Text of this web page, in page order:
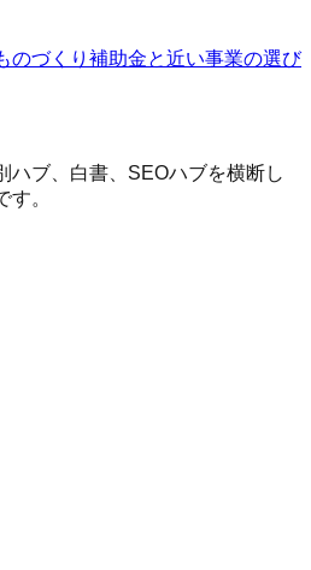
のづくり補助金と近い事業の選び
ハブ、白書、SEOハブを横断し
。